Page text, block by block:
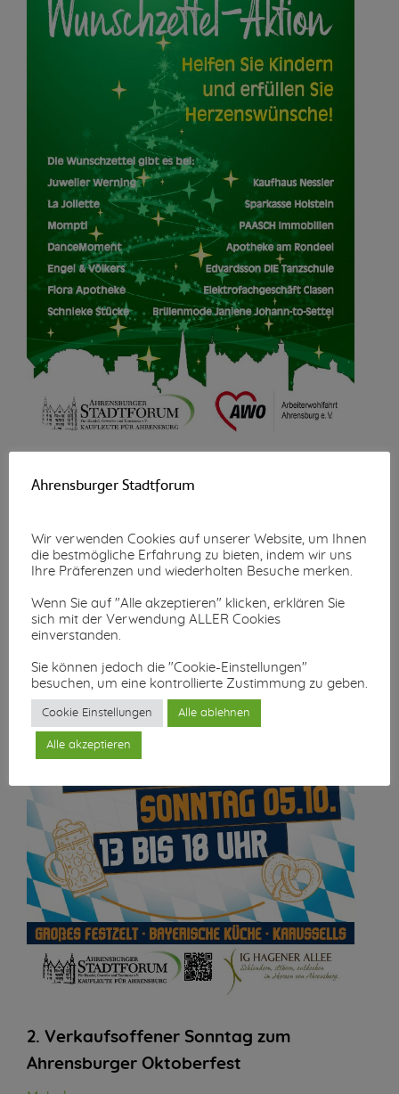
Wunschzettel-Aktion
2. Verkaufsoffener Sonntag zum
Ahrensburger Oktoberfest
Ahrensburger Stadtforum
Wir verwenden Cookies auf unserer Website, um Ihnen
die bestmögliche Erfahrung zu bieten, indem wir uns
Ihre Präferenzen und wiederholten Besuche merken.
Wenn Sie auf "Alle akzeptieren" klicken, erklären Sie
sich mit der Verwendung ALLER Cookies
einverstanden.
Sie können jedoch die "Cookie-Einstellungen"
besuchen, um eine kontrollierte Zustimmung zu geben.
Cookie Einstellungen Alle ablehnen
Alle akzeptieren